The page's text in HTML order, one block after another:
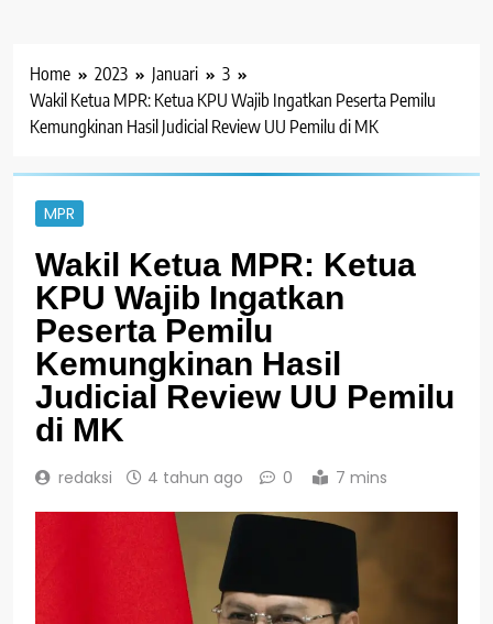
Home 2023 Januari
3
Wakil Ketua MPR: Ketua KPU Wajib Ingatkan Peserta Pemilu
Kemungkinan Hasil Judicial Review UU Pemilu di MK
MPR
Wakil Ketua MPR: Ketua
KPU Wajib Ingatkan
Peserta Pemilu
Kemungkinan Hasil
Judicial Review UU Pemilu
di MK
redaksi 4 tahun ago 0 7 mins